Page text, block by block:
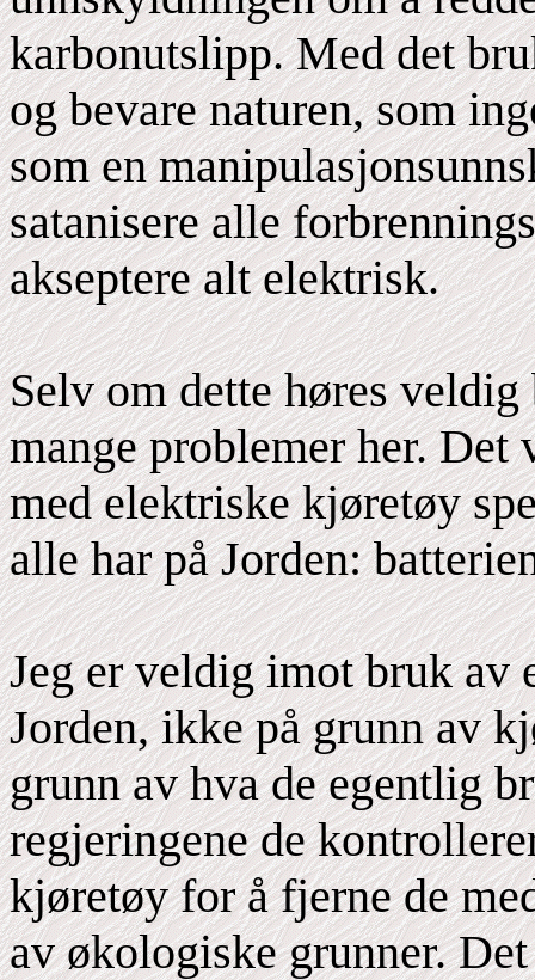
karbonutslipp. Med det
og bevare naturen, som
som en
satanisere alle
akseptere alt elektrisk.
Selv om dette høres
mange problemer her.
med elektriske kjøretøy
alle har på Jorden:
Jeg er veldig imot bruk av
Jorden, ikke på grunn av
grunn av hva de egentlig
regjeringene de
kjøretøy for å fjerne de
av økologiske grunner.